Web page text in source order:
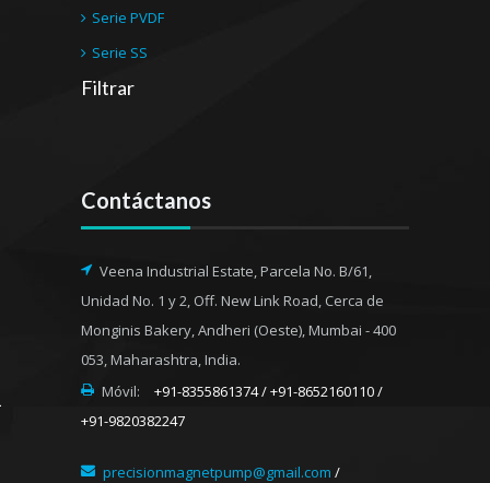
Serie PVDF
Serie SS
Filtrar
Contáctanos
Veena Industrial Estate, Parcela No. B/61,
Unidad No. 1 y 2, Off. New Link Road, Cerca de
Monginis Bakery, Andheri (Oeste), Mumbai - 400
053, Maharashtra, India.
Móvil:
+91-8355861374 / +91-8652160110 /
+91-9820382247
precisionmagnetpump@gmail.com /